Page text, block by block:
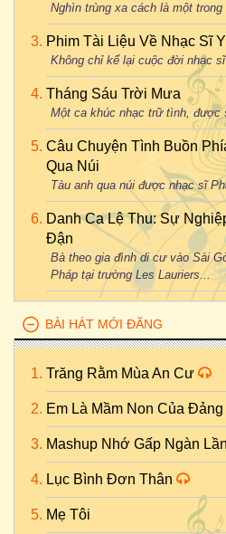
Nghìn trùng xa cách là một
Phim Tài Liệu Về Nhạc Sĩ
Không chỉ kể lại cuộc đời nhạc
Tháng Sáu Trời Mưa
Một ca khúc nhạc trữ tình, được
Câu Chuyện Tình Buồn
Qua Núi
Tàu anh qua núi được nhạc sĩ
Danh Ca Lệ Thu: Sự
Đận
Bà theo gia đình di cư vào Sài
Pháp tại trường Les Lauriers...
BÀI HÁT MỚI ĐĂNG
Trăng Rằm Mùa An Cư
Em Là Mầm Non Của Đảng
Mashup Nhớ Gấp Ngàn
Lục Bình Đơn Thân
Mẹ Tôi